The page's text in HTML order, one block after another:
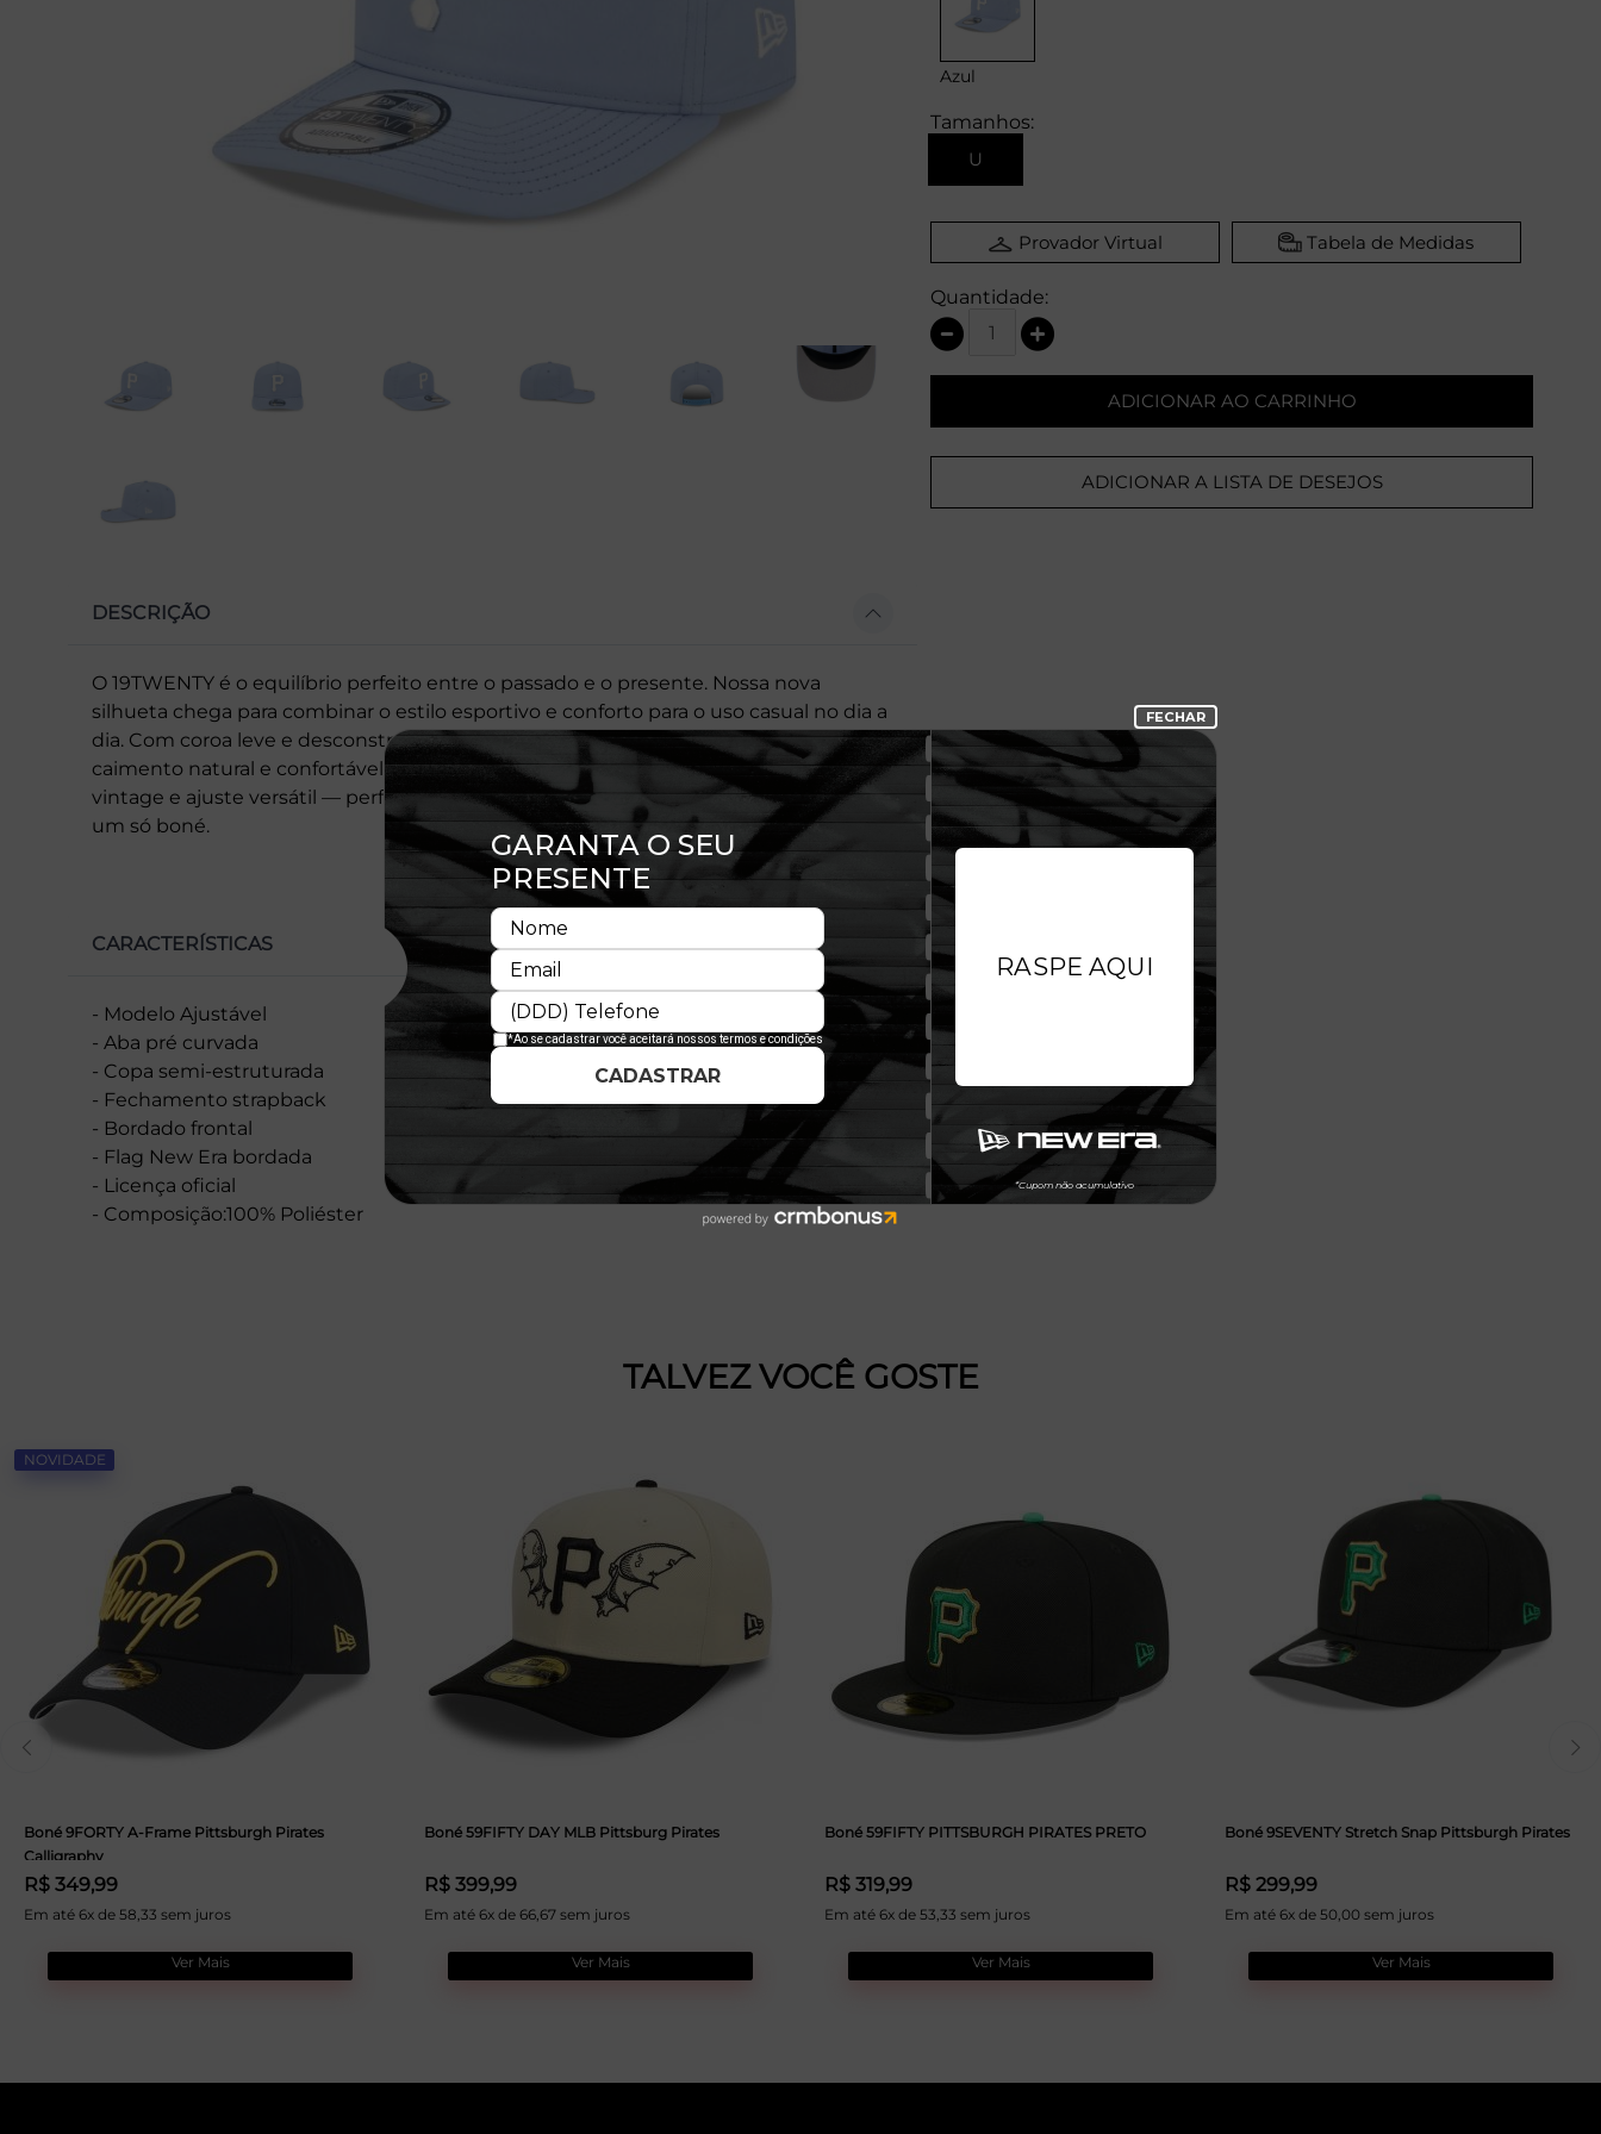
DESCRIÇÃO
O 19TWENTY é o equilíbrio perfeito entre o passado e o presente. Nossa nova
silhueta chega para combinar o estilo esportivo e conforto para o uso casual no dia a
dia. Com coroa leve e desconstruída, aba pré-curvada e fecho ajustável, oferece um
caimento natural e confortável. O resultado é um visual autêntico, com pegada
vintage e ajuste versátil — perfeito para quem valoriza personalidade e conforto em
um só boné.
CARACTERÍSTICAS
- Modelo Ajustável
- Aba pré curvada
- Copa semi-estruturada
- Fechamento strapback
- Bordado frontal
- Flag New Era bordada
- Licença oficial
- Composição:100% Poliéster
Azul
Tamanhos:
U
Provador Virtual Tabela de Medidas
Quantidade:
ADICIONAR AO CARRINHO
ADICIONAR A LISTA DE DESEJOS
TALVEZ VOCÊ GOSTE
NOVIDADE
Boné 9FORTY A-Frame Pittsburgh Pirates
Calligraphy
R$ 349,99
Em até 6x de 58,33 sem juros
Ver Mais
Boné 59FIFTY DAY MLB Pittsburg Pirates
R$ 399,99
Em até 6x de 66,67 sem juros
Ver Mais
Boné 59FIFTY PITTSBURGH PIRATES PRETO
R$ 319,99
Em até 6x de 53,33 sem juros
Ver Mais
Boné 9SEVENTY Stretch Snap Pittsburgh Pirates
R$ 299,99
Em até 6x de 50,00 sem juros
Ver Mais